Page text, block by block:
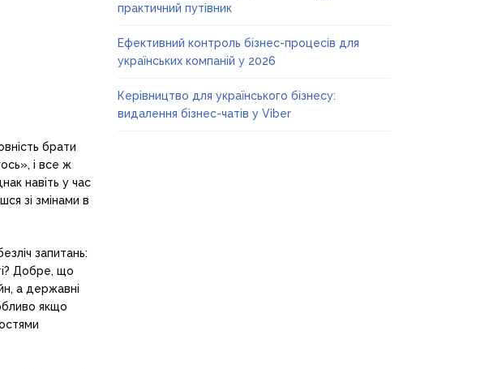
брати
і все ж
навіть у час
зі змінами в
запитань:
Добре, що
а державні
якщо
практичний путівник
Ефективний контроль бізнес-процесів для
українських компаній у 2026
Керівництво для українського бізнесу:
видалення бізнес-чатів у Viber